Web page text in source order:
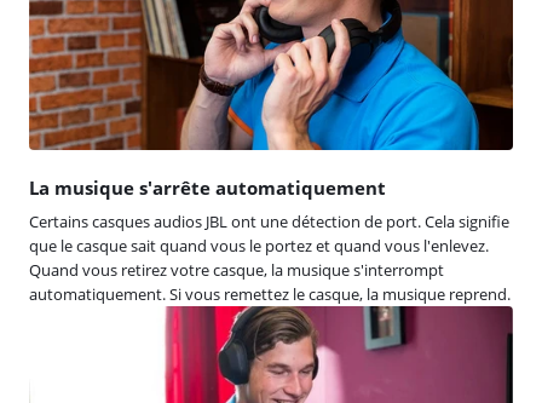
La musique s'arrête automatiquement
Certains casques audios JBL ont une détection de port. Cela signifie
que le casque sait quand vous le portez et quand vous l'enlevez.
Quand vous retirez votre casque, la musique s'interrompt
automatiquement. Si vous remettez le casque, la musique reprend.